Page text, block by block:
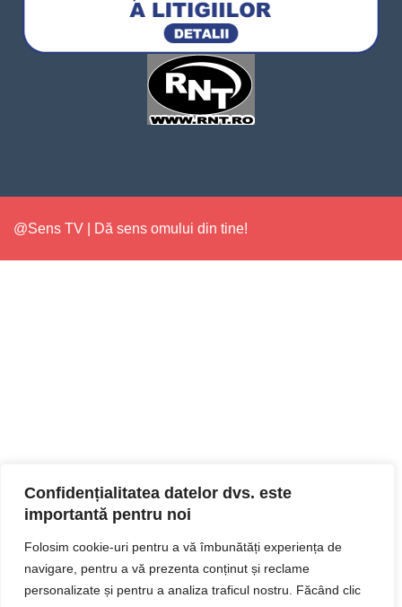
Confidențialitatea datelor dvs. este
importantă pentru noi
Folosim cookie-uri pentru a vă îmbunătăți experiența de
navigare, pentru a vă prezenta conținut și reclame
personalizate și pentru a analiza traficul nostru. Făcând clic
@Sens TV | Dă sens omului din tine!